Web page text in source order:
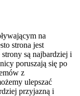
na
strona jest
są najbardziej i
poruszają się po
z
ulepszać
przyjazną i